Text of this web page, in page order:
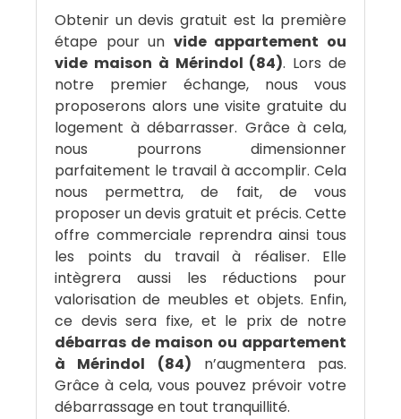
Obtenir un devis gratuit est la première
étape pour un vide appartement ou
vide maison à Mérindol (84). Lors de
notre premier échange, nous vous
proposerons alors une visite gratuite du
logement à débarrasser. Grâce à cela,
nous pourrons dimensionner
parfaitement le travail à accomplir. Cela
nous permettra, de fait, de vous
proposer un devis gratuit et précis. Cette
offre commerciale reprendra ainsi tous
les points du travail à réaliser. Elle
intègrera aussi les réductions pour
valorisation de meubles et objets. Enfin,
ce devis sera fixe, et le prix de notre
débarras de maison ou appartement
à Mérindol (84) n’augmentera pas.
Grâce à cela, vous pouvez prévoir votre
débarrassage en tout tranquillité.